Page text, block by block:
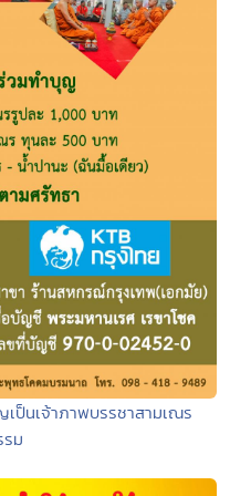
ป็นเจ้าภาพบรรชาสามเณร
รม